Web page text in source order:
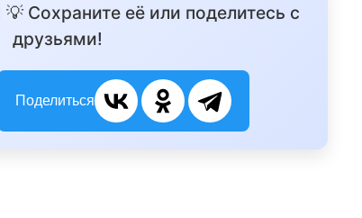
Сохраните её или поделитесь с
друзьями!
Поделиться